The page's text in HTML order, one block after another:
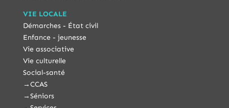
VIE LOCALE
Démarches - État civil
Enfance - jeunesse
Vie associative
Vie culturelle
Social-santé
→CCAS
→Séniors